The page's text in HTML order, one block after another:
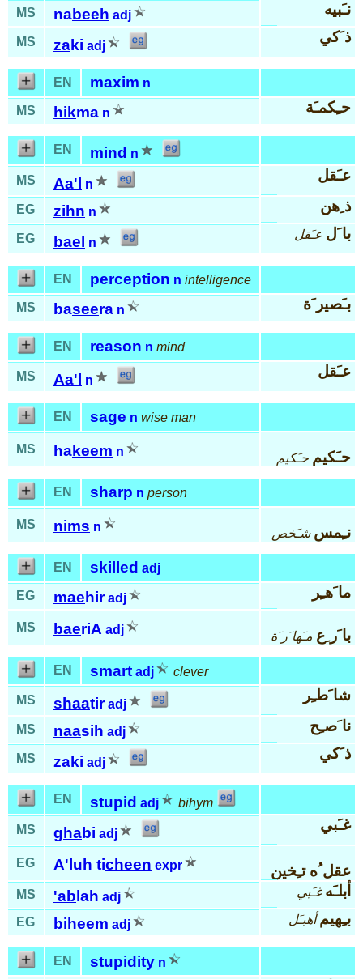
MS
nabeeh adj نـَبيه
MS zaki adj
ذ َكي
EN maxim n
MS
hikma n حـِكمـَة
EN mind n
MS
Aa'l n
عـَقل
EG zihn n ذ ِهن
EG bael n
با َل عـَقل
EN perception n intelligence
MS
baseera n بـَصير َة
EN reason n mind
MS Aa'l n
عـَقل
EN sage n wise man
MS hakeem n حـَكيم حـَكيم
EN sharp n person
MS nims n نـِمس شـَخص
EN skilled adj
EG
maehir adj ما َهـِر
MS baeriA adj با َر ِع مـَها َر َة
EN smart adj clever
MS shaatir adj
شا َطـِر
MS naasih adj نا َصـِح
MS zaki adj
ذ َكي
EN stupid adj
bihym
MS
ghabi adj
غـَبي
EG A'luh ticheen expr عقل ُه تـِخين
MS 'ab lah adj أبلـَه غـَبي
EG biheem adj بـِهيم أهبـَل
EN stupidity n